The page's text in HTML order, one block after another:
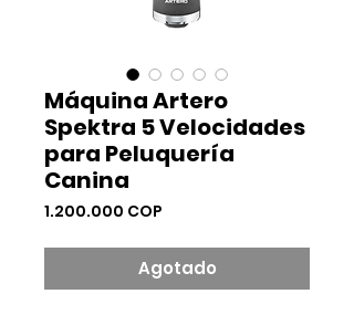
Máquina Artero
Spektra 5 Velocidades
para Peluquería
Canina
1.200.000 COP
Agotado